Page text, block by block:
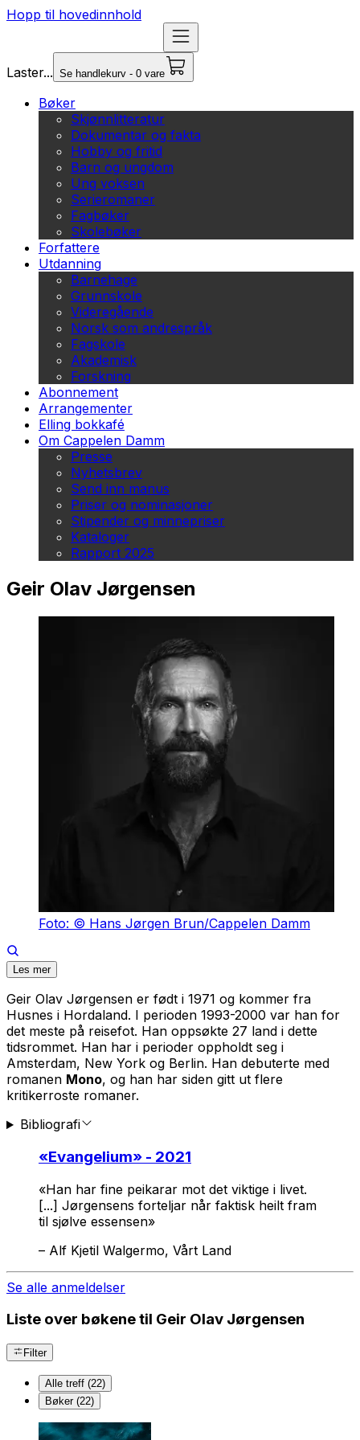
Hopp til hovedinnhold
Laster... Se handlekurv - 0 vare
Bøker
Skjønnlitteratur
Dokumentar og fakta
Hobby og fritid
Barn og ungdom
Ung voksen
Serieromaner
Fagbøker
Skolebøker
Forfattere
Utdanning
Barnehage
Grunnskole
Videregående
Norsk som andrespråk
Fagskole
Akademisk
Forskning
Abonnement
Arrangementer
Elling bokkafé
Om Cappelen Damm
Presse
Nyhetsbrev
Send inn manus
Priser og nominasjoner
Stipender og minnepriser
Kataloger
Rapport 2025
Geir Olav Jørgensen
Foto: © Hans Jørgen Brun/Cappelen Damm
Les mer
Geir Olav Jørgensen er født i 1971 og kommer fra
Husnes i Hordaland. I perioden 1993-2000 var han for
det meste på reisefot. Han oppsøkte 27 land i dette
tidsrommet. Han har i perioder oppholdt seg i
Amsterdam, New York og Berlin. Han debuterte med
romanen Mono, og han har siden gitt ut flere
kritikerroste romaner.
Bibliografi
«Evangelium» - 2021
«Han har fine peikarar mot det viktige i livet.
[...] Jørgensens forteljar når faktisk heilt fram
til sjølve essensen»
– Alf Kjetil Walgermo, Vårt Land
Se alle anmeldelser
Liste over bøkene til Geir Olav Jørgensen
Filter
Alle treff (22)
Bøker (22)